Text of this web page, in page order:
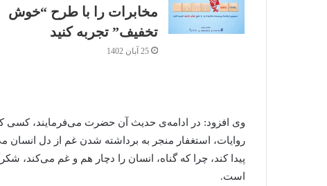
مخابرات را با طرح “خوش
تخفیف” تجربه کنید
25 آبان 1402
وی افزود: در ادامه‌ی حدیث آن حضرت می‌فرمایند، کسی
روایات، استغفار منجر به برداشته شدن غم از دل
پیدا کند، چرا که گناه، انسان را دچار هم و غم می‌کند،
است.